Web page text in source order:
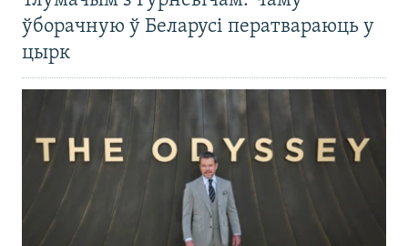
ўборачную ў Беларусі ператвараюць у
цырк